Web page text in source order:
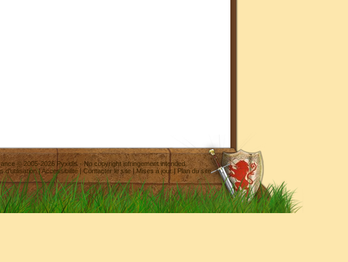
©2005-2026 Pyxidis- No copyright infringement intended
d'utilisation|Accessibilité| Contacter le site|Mises à jour| Plan du site